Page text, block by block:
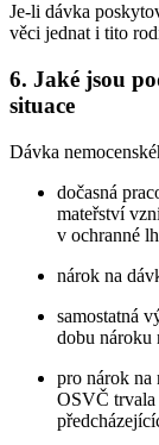
Je-li dávka
věci jednat i tito
6. Jaké jsou
situace
Dávka
dočasná
mateřství
v ochranné
nárok na
samostatná
dobu nároku
pro nárok na
OSVČ trvala